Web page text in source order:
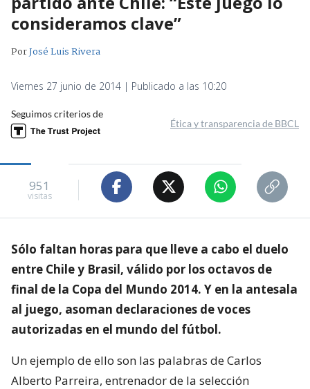
consideramos clave”
PorJosé Luis Rivera
Viernes 27 junio de 2014 | Publicado a las 10:20
Seguimos criterios de
Ética y transparencia de BBCL
951
visitas
Sólo faltan horas para que lleve a cabo el duelo
entre Chile y Brasil, válido por los octavos de
final de la Copa del Mundo 2014. Y en la antesala
al juego, asoman declaraciones de voces
autorizadas en el mundo del fútbol.
Un ejemplo de ello son las palabras de Carlos
Alberto Parreira, entrenador de la selección